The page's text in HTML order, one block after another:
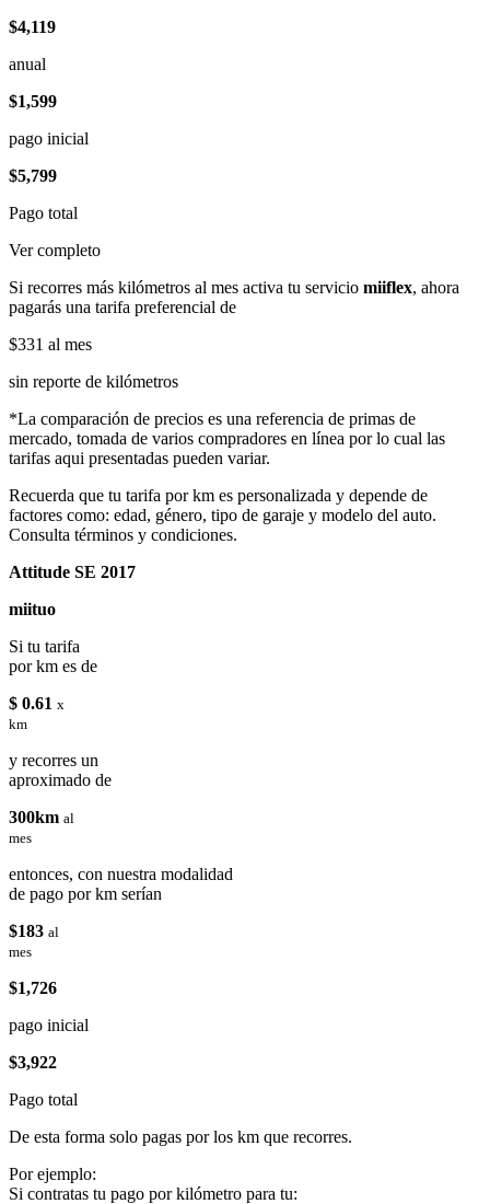
$4,119
anual
$1,599
pago inicial
$5,799
Pago total
Ver completo
Si recorres más kilómetros al mes activa tu servicio miiflex, ahora
pagarás una tarifa preferencial de
$331 al mes
sin reporte de kilómetros
*La comparación de precios es una referencia de primas de
mercado, tomada de varios compradores en línea por lo cual las
tarifas aqui presentadas pueden variar.
Recuerda que tu tarifa por km es personalizada y depende de
factores como: edad, género, tipo de garaje y modelo del auto.
Consulta términos y condiciones.
Attitude SE 2017
miituo
Si tu tarifa
por km es de
$ 0.61 x
km
y recorres un
aproximado de
300km al
mes
entonces, con nuestra modalidad
de pago por km serían
$183 al
mes
$1,726
pago inicial
$3,922
Pago total
De esta forma solo pagas por los km que recorres.
Por ejemplo:
Si contratas tu pago por kilómetro para tu: